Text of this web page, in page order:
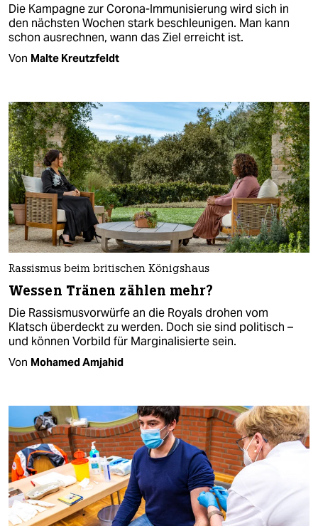
Die Kampagne zur Corona-Immunisierung wird sich in
den nächsten Wochen stark beschleunigen. Man kann
schon ausrechnen, wann das Ziel erreicht ist.
Von Malte Kreutzfeldt
Rassismus beim britischen Königshaus
Wessen Tränen zählen mehr?
Die Rassismusvorwürfe an die Royals drohen vom
Klatsch überdeckt zu werden. Doch sie sind politisch –
und können Vorbild für Marginalisierte sein.
Von Mohamed Amjahid